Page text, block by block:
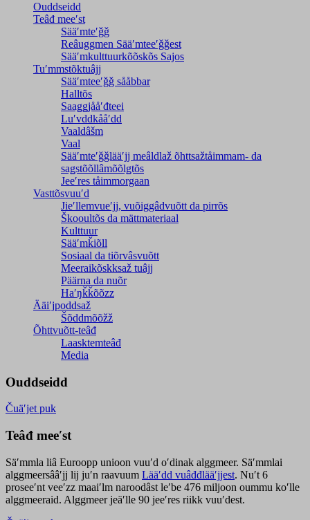
Ouddseidd
Teâđ meeʹst
Sääʹmteʹǧǧ
Reâuggmen Sääʹmteeʹǧǧest
Sääʹmkulttuurkõõskõs Sajos
Tuʹmmstõktuâjj
Sääʹmteeʹǧǧ sååbbar
Halltõs
Saaǥǥjååʹđteei
Luʹvddkååʹdd
Vaaldâšm
Vaal
Sääʹmteʹǧǧlääʹjj meâldlaž õhttsažtåimmam- da
saǥstõõllâmõõlǥtõs
Jeeʹres tåimmorgaan
Vasttõsvuuʹd
Jieʹllemvueʹjj, vuõiggâdvuõtt da pirrõs
Škooultõs da mättmateriaal
Kulttuur
Sääʹmǩiõll
Sosiaal da tiõrvâsvuõtt
Meeraikõskksaž tuâjj
Päärna da nuõr
Haʹŋǩǩõõzz
Ääiʹjpoddsaž
Šõddmõõžž
Õhttvuõtt-teâđ
Laasktemteâđ
Media
Ouddseidd
Čuäʹjet puk
Teâđ meeʹst
Säʹmmla liâ Euroopp unioon vuuʹd oʹdinak alggmeer. Säʹmmlai
alggmeersââʹjj lij juʹn raavuum Lääʹdd vuâđđlääʹjjest. Nuʹt 6
proseeʹnt veeʹzz maaiʹlm naroodâst leʹbe 476 miljoon oummu koʹlle
alggmeeraid. Alggmeer jeäʹlle 90 jeeʹres riikk vuuʹdest.